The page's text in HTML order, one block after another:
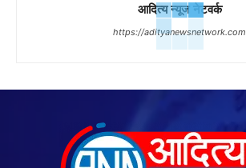
आदित्य न्यूज नेटवर्क
https://adityanewsnetwork.com